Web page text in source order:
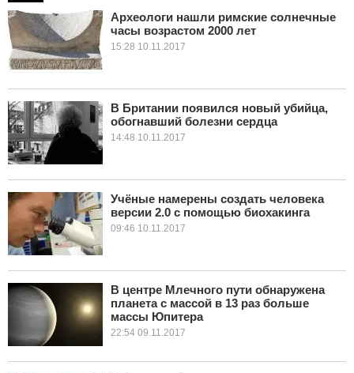
СТАТЬИ
ЭКОНОМИКА
В МИРЕ
ОБЩЕСТВО
КУЛЬТУРА
СПОРТ
ШОУ-БИЗНЕС
Археологи нашли римские солнечные
часы возрастом 2000 лет
15:28 10.11.2017
В Британии появился новый убийца,
обогнавший болезни сердца
14:48 10.11.2017
Учёные намерены создать человека
версии 2.0 с помощью биохакинга
09:46 10.11.2017
В центре Млечного пути обнаружена
планета с массой в 13 раз больше
массы Юпитера
22:54 09.11.2017